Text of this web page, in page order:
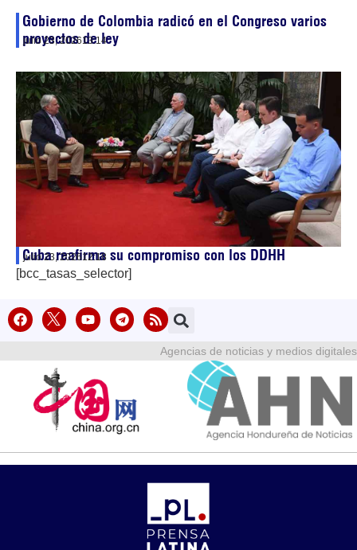
Gobierno de Colombia radicó en el Congreso varios
proyectos de ley
julio 23, 202613:14
Cuba reafirma su compromiso con los DDHH
julio 23, 202612:18
[bcc_tasas_selector]
Agencias de noticias y medios digitales